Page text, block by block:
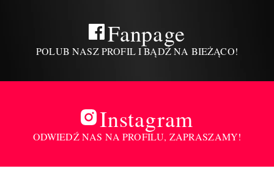
Fanpage
POLUB NASZ PROFIL I BĄDŹ NA BIEŻĄCO!
Instagram
ODWIEDŹ NAS NA PROFILU, ZAPRASZAMY!